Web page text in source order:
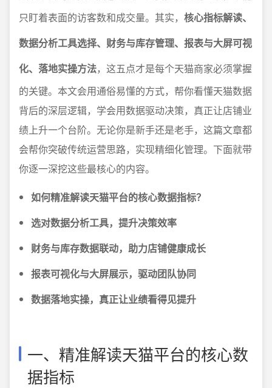
只盯着表面的访客数和成交量。其实， 核心指标解读、
数据分析工具选择、财务与库存管理、报表与大屏可视
化、落地实操方法，这五点才是每个天猫商家必须掌握
的关键。本文会用通俗易懂的方式，帮你看懂天猫数据
背后的深层逻辑，学会用数据驱动决策，真正让店铺业
绩上升一个台阶。无论你是新手还是老手，这篇文章都
会帮你突破传统运营思路，实现精细化管理。下面就带
你逐一深挖这些最核心的内容。
如何精准解读天猫平台的核心数据指标？
选对数据分析工具，提升决策效率
财务与库存数据联动，助力店铺健康成长
报表可视化与大屏展示，驱动团队协同
数据落地实操，真正让业绩看得见提升
一、精准解读天猫平台的核心数
据指标